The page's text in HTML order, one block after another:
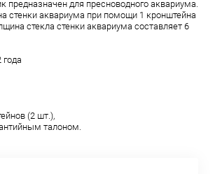
предназначен для пресноводного аквариума.
стенки аквариума при помощи 1 кронштейна
стекла стенки аквариума составляет 6
года
(2 шт.),
талоном.